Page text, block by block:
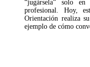
“jugársela” solo
profesional. Hoy,
Orientación realiza
ejemplo de cómo